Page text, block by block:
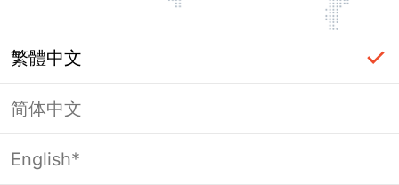
繁體中文
简体中文
English*